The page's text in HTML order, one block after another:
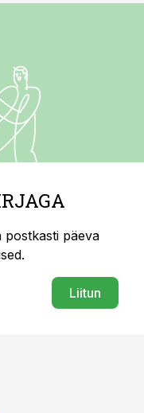
postkasti päeva
Liitun